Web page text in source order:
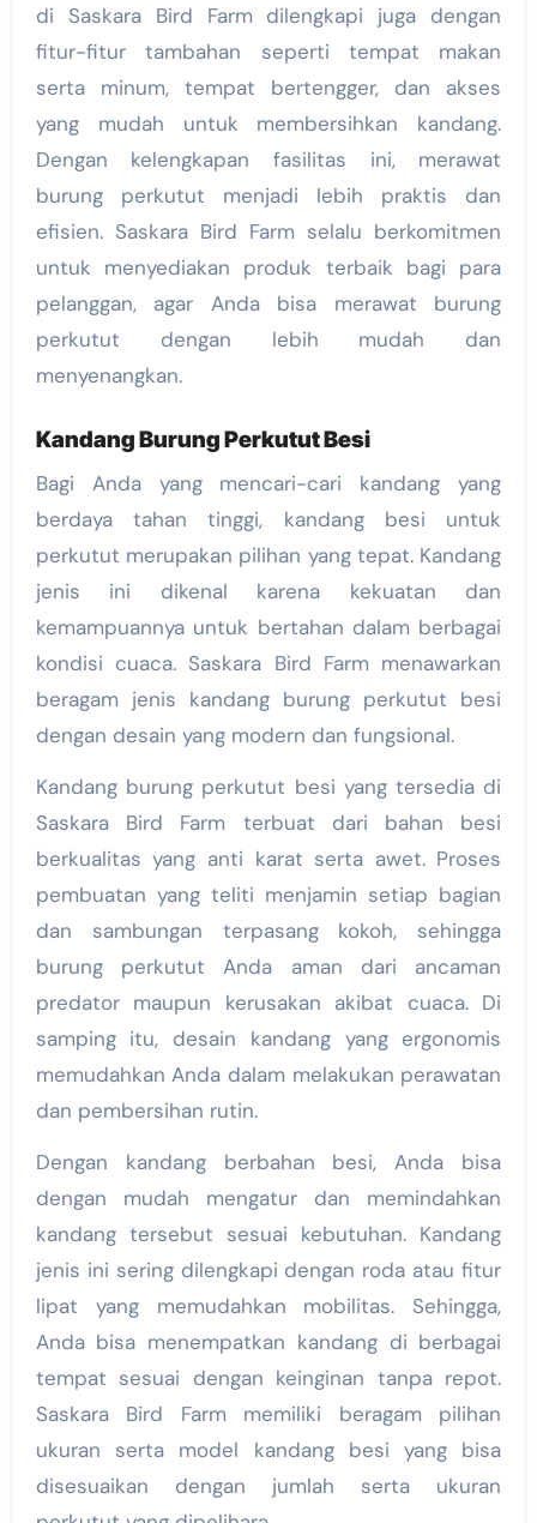
di Saskara Bird Farm dilengkapi juga dengan
fitur-fitur tambahan seperti tempat makan
serta minum, tempat bertengger, dan akses
yang mudah untuk membersihkan kandang.
Dengan kelengkapan fasilitas ini, merawat
burung perkutut menjadi lebih praktis dan
efisien. Saskara Bird Farm selalu berkomitmen
untuk menyediakan produk terbaik bagi para
pelanggan, agar Anda bisa merawat burung
perkutut dengan lebih mudah dan
menyenangkan.
Kandang Burung Perkutut Besi
Bagi Anda yang mencari-cari kandang yang
berdaya tahan tinggi, kandang besi untuk
perkutut merupakan pilihan yang tepat. Kandang
jenis ini dikenal karena kekuatan dan
kemampuannya untuk bertahan dalam berbagai
kondisi cuaca. Saskara Bird Farm menawarkan
beragam jenis kandang burung perkutut besi
dengan desain yang modern dan fungsional.
Kandang burung perkutut besi yang tersedia di
Saskara Bird Farm terbuat dari bahan besi
berkualitas yang anti karat serta awet. Proses
pembuatan yang teliti menjamin setiap bagian
dan sambungan terpasang kokoh, sehingga
burung perkutut Anda aman dari ancaman
predator maupun kerusakan akibat cuaca. Di
samping itu, desain kandang yang ergonomis
memudahkan Anda dalam melakukan perawatan
dan pembersihan rutin.
Dengan kandang berbahan besi, Anda bisa
dengan mudah mengatur dan memindahkan
kandang tersebut sesuai kebutuhan. Kandang
jenis ini sering dilengkapi dengan roda atau fitur
lipat yang memudahkan mobilitas. Sehingga,
Anda bisa menempatkan kandang di berbagai
tempat sesuai dengan keinginan tanpa repot.
Saskara Bird Farm memiliki beragam pilihan
ukuran serta model kandang besi yang bisa
disesuaikan dengan jumlah serta ukuran